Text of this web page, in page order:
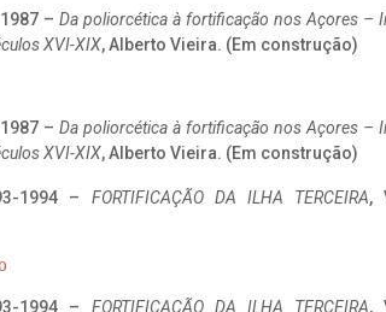
– Da poliorcética à fortificação nos Açores –
XVI-XIX, Alberto Vieira. (Em construção)
– Da poliorcética à fortificação nos Açores –
XVI-XIX, Alberto Vieira. (Em construção)
1994 – FORTIFICAÇÃO DA ILHA TERCEIRA,
1994 – FORTIFICAÇÃO DA ILHA TERCEIRA,